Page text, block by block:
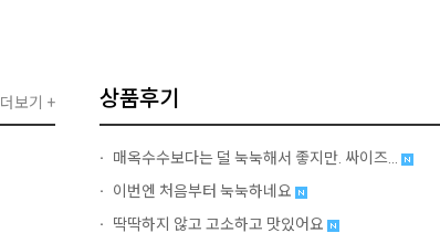
더보기 + 상품후기
매옥수수보다는 덜 눅눅해서 좋지만. 싸이즈...
이번엔 처음부터 눅눅하네요
딱딱하지 않고 고소하고 맛있어요